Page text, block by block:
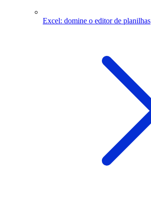
Excel: domine o editor de planilhas